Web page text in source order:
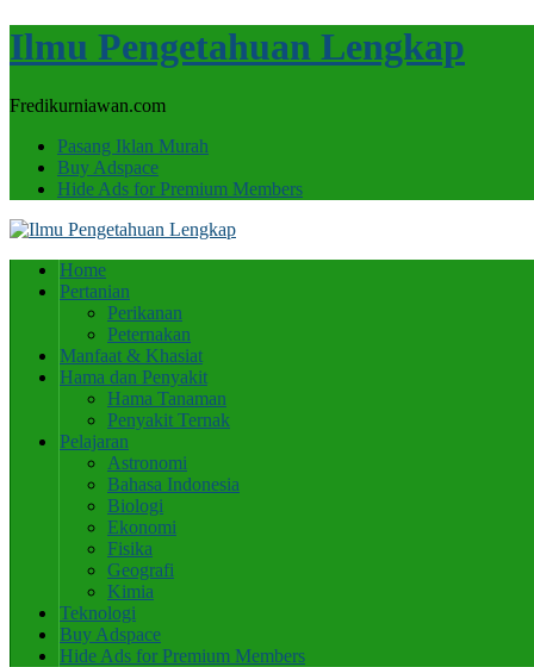
Ilmu Pengetahuan Lengkap
Fredikurniawan.com
Pasang Iklan Murah
Buy Adspace
Hide Ads for Premium Members
Home
Pertanian
Perikanan
Peternakan
Manfaat & Khasiat
Hama dan Penyakit
Hama Tanaman
Penyakit Ternak
Pelajaran
Astronomi
Bahasa Indonesia
Biologi
Ekonomi
Fisika
Geografi
Kimia
Teknologi
Buy Adspace
Hide Ads for Premium Members